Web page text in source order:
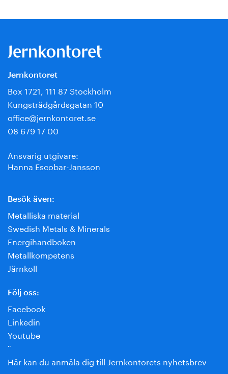
Jernkontoret
Box 1721, 111 87 Stockholm
Kungsträdgårdsgatan 10
office@jernkontoret.se
08 679 17 00
Ansvarig utgivare:
Hanna Escobar-Jansson
Besök även:
Metalliska material
Swedish Metals & Minerals
Energihandboken
Metallkompetens
Järnkoll
Följ oss:
Facebook
Linkedin
Youtube
¨
Här kan du anmäla dig till Jernkontorets nyhetsbrev